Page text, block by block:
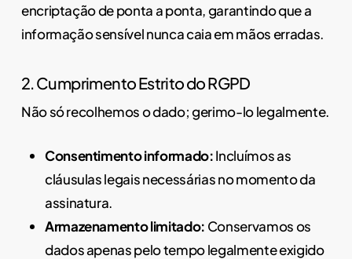
encriptação de ponta a ponta, garantindo que a
informação sensível nunca caia em mãos erradas.
2. Cumprimento Estrito do RGPD
Não só recolhemos o dado; gerimo-lo legalmente.
Consentimento informado:Incluímos as
cláusulas legais necessárias no momento da
assinatura.
Armazenamento limitado: Conservamos os
dados apenas pelo tempo legalmente exigido